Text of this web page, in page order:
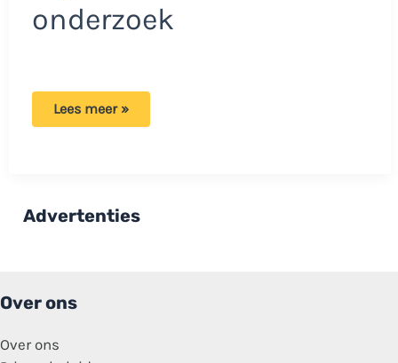
onderzoek
Veel
moskeebesturen
overheid:
‘Opeenstapeling
Lees meer »
Advertenties
Over ons
Over ons